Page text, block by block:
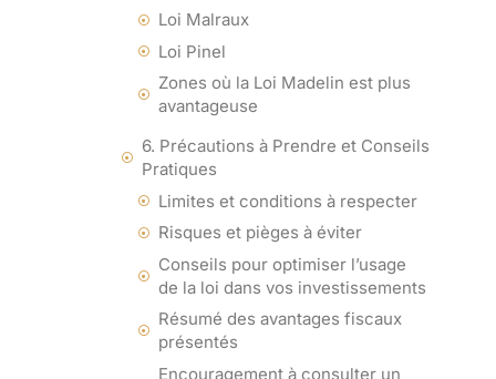
Loi Malraux
Loi Pinel
Zones où la Loi Madelin est plus
avantageuse
6. Précautions à Prendre et Conseils
Pratiques
Limites et conditions à respecter
Risques et pièges à éviter
Conseils pour optimiser l’usage
de la loi dans vos investissements
Résumé des avantages fiscaux
présentés
Encouragement à consulter un